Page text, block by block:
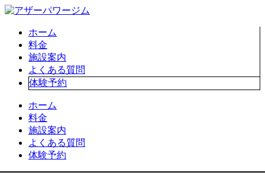
ホーム
料金
施設案内
よくある質問
体験予約
ホーム
料金
施設案内
よくある質問
体験予約